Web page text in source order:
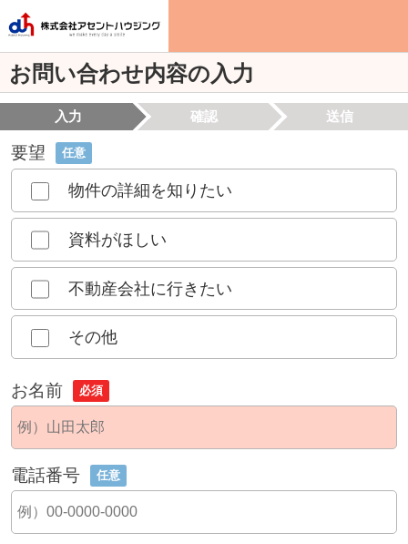
お問い合わせ内容の入力
入力 確認 送信
要望 任意
物件の詳細を知りたい
資料がほしい
不動産会社に行きたい
その他
お名前 必須
電話番号 任意